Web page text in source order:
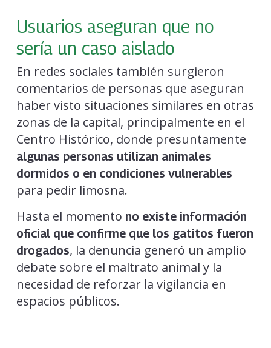
Usuarios aseguran que no
sería un caso aislado
En redes sociales también surgieron
comentarios de personas que aseguran
haber visto situaciones similares en otras
zonas de la capital, principalmente en el
Centro Histórico, donde presuntamente
algunas personas utilizan animales
dormidos o en condiciones vulnerables
para pedir limosna.
Hasta el momento no existe información
oficial que confirme que los gatitos fueron
drogados, la denuncia generó un amplio
debate sobre el maltrato animal y la
necesidad de reforzar la vigilancia en
espacios públicos.